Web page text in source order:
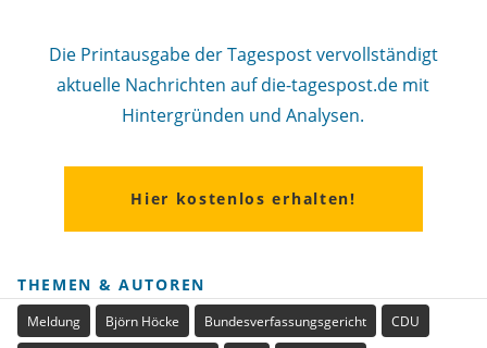
Die Printausgabe der Tagespost vervollständigt
aktuelle Nachrichten auf die-tagespost.de mit
Hintergründen und Analysen.
Hier kostenlos erhalten!
THEMEN & AUTOREN
Meldung Björn Höcke Bundesverfassungsgericht CDU